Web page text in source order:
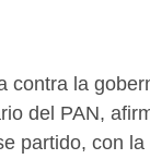
contra la
del PAN,
partido, con la